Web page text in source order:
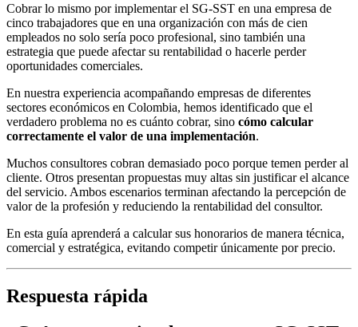
Cobrar lo mismo por implementar el SG-SST en una empresa de
cinco trabajadores que en una organización con más de cien
empleados no solo sería poco profesional, sino también una
estrategia que puede afectar su rentabilidad o hacerle perder
oportunidades comerciales.
En nuestra experiencia acompañando empresas de diferentes
sectores económicos en Colombia, hemos identificado que el
verdadero problema no es cuánto cobrar, sino cómo calcular
correctamente el valor de una implementación.
Muchos consultores cobran demasiado poco porque temen perder al
cliente. Otros presentan propuestas muy altas sin justificar el alcance
del servicio. Ambos escenarios terminan afectando la percepción de
valor de la profesión y reduciendo la rentabilidad del consultor.
En esta guía aprenderá a calcular sus honorarios de manera técnica,
comercial y estratégica, evitando competir únicamente por precio.
Respuesta rápida